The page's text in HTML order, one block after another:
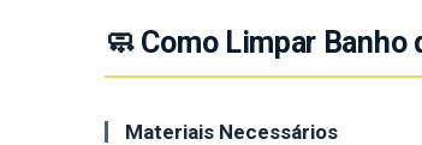
🧼 Como Limpar
Materiais Necessários